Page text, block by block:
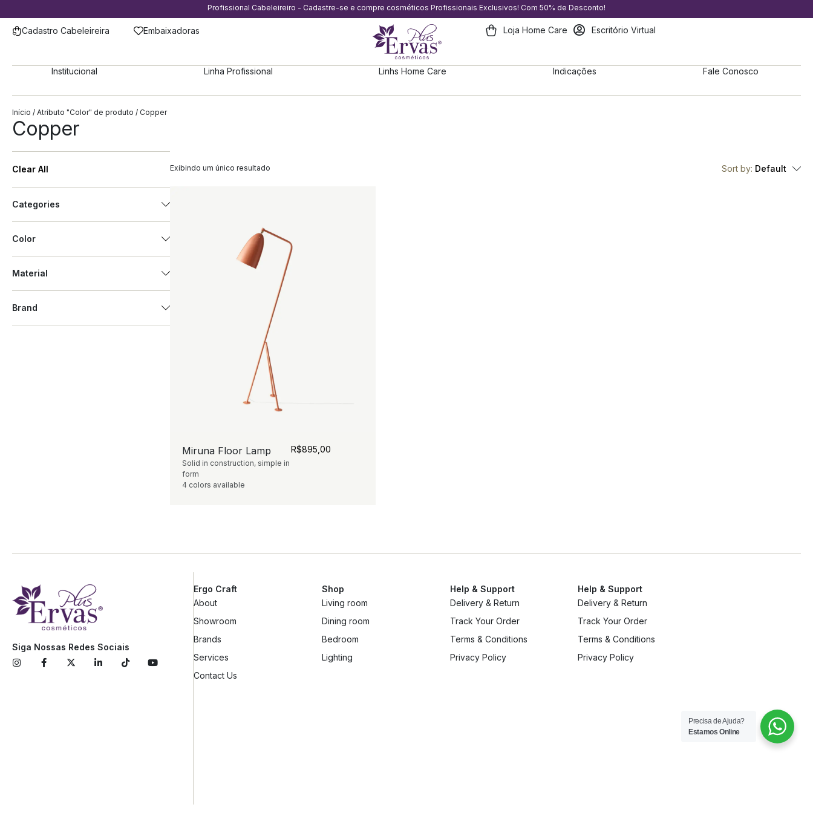
Profissional Cabeleireiro - Cadastre-se e compre cosméticos Profissionais Exclusivos! Com 50% de Desconto!
Cadastro Cabeleireira Embaixadoras Loja Home Care Escritório Virtual
Institucional Linha Profissional Linhs Home Care Indicações Fale Conosco
Início / Atributo "Color" de produto / Copper
Copper
Clear All
Categories
Color
Material
Brand
Sort by: Default
Miruna Floor Lamp
Solid in construction, simple in
form
4 colors available
R$895,00
Exibindo um único resultado
Siga Nossas Redes Sociais
Ergo Craft
About
Showroom
Brands
Services
Contact Us
Shop
Living room
Dining room
Bedroom
Lighting
Help & Support
Delivery & Return
Track Your Order
Terms & Conditions
Privacy Policy
Help & Support
Delivery & Return
Track Your Order
Terms & Conditions
Privacy Policy
Precisa de Ajuda?
Estamos Online